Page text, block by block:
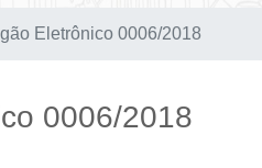
Eletrônico 0006/2018
0006/2018